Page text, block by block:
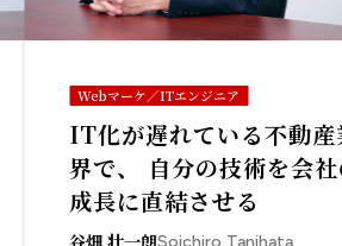
Webマーケ／ITエンジニア
IT化が遅れている不動産
界で、 自分の技術を会
成長に直結させる
谷畑 壮一朗Soichiro Tanihata